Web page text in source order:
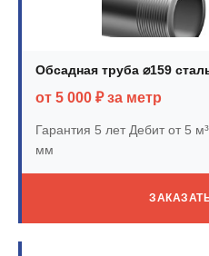
Обсадная труба ⌀159
от 5 000 ₽ за метр
Гарантия 5 летДебит от 5 м³
мм